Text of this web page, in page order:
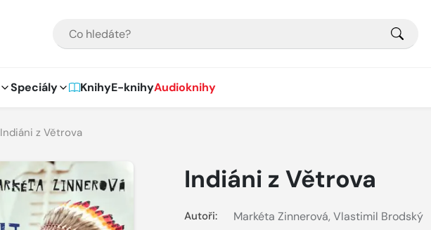
Speciály KnihyE-knihyAudioknihy
Indiáni z Větrova
Indiáni z Větrova
Autoři: Markéta Zinnerová, Vlastimil Brodský